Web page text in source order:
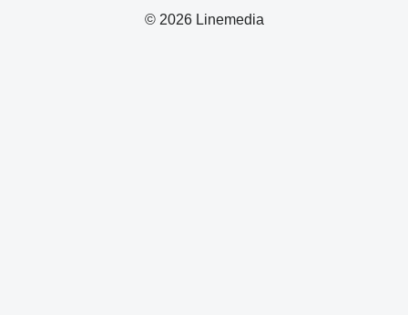
© 2026 Linemedia